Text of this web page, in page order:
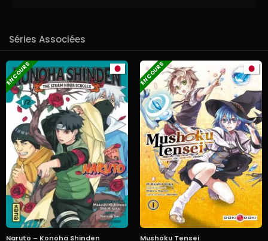
Séries Associées
EN COURS
Naruto – Konoha Shinden
EN COURS
Mushoku Tensei